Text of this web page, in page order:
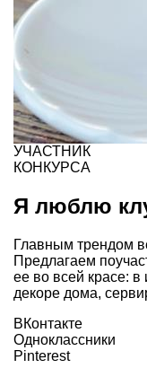
УЧАСТНИК
КОНКУРСА
Я люблю
Главным трендом
Предлагаем
ее во всей красе: в
декоре дома,
ВКонтакте
Одноклассники
Pinterest